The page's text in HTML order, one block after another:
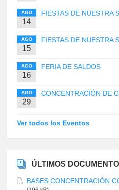
AGO
14
FIESTAS DE NUESTRA
AGO
15
FIESTAS DE NUESTRA
AGO
16
FERIA DE SALDOS
AGO
29
CONCENTRACIÓN DE
Ver todos los Eventos
ÚLTIMOS
BASES CONCENTRACIÓN